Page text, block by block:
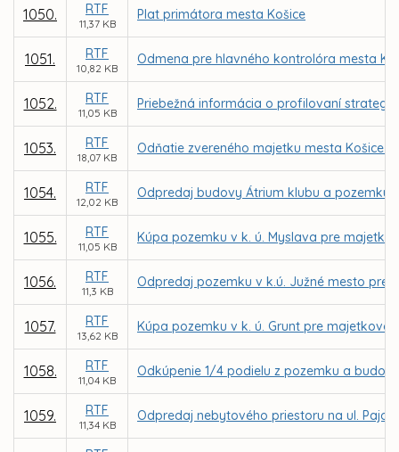
1050. RTF
11,37 KB
Plat primátora mesta Košice
1051. RTF
10,82 KB
Odmena pre hlavného kontrolóra mesta
1052. RTF
11,05 KB
Priebežná informácia o profilovaní
1053. RTF
18,07 KB
Odňatie zvereného majetku mesta Košice
1054. RTF
12,02 KB
Odpredaj budovy Átrium klubu a pozemku
1055. RTF
11,05 KB
Kúpa pozemku v k. ú. Myslava pre
1056. RTF
11,3 KB
Odpredaj pozemku v k.ú. Južné mesto pre
1057. RTF
13,62 KB
Kúpa pozemku v k. ú. Grunt pre
1058. RTF
11,04 KB
Odkúpenie 1/4 podielu z pozemku a
1059. RTF
11,34 KB
Odpredaj nebytového priestoru na ul.